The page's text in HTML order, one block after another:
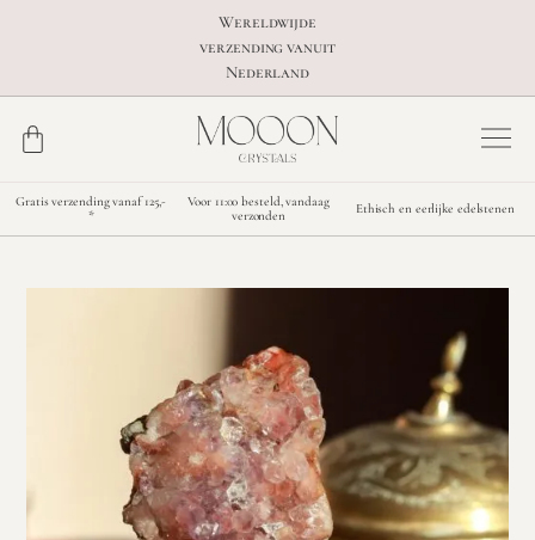
Wereldwijde
verzending vanuit
Nederland
Gratis verzending vanaf 125,-
*
Voor 11:00 besteld, vandaag
verzonden
Ethisch en eerlijke edelstenen